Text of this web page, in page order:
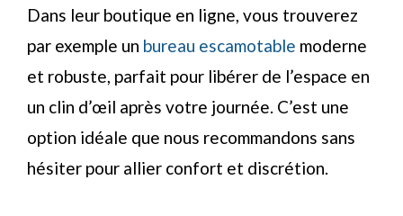
Dans leur boutique en ligne, vous trouverez
par exemple un bureau escamotable moderne
et robuste, parfait pour libérer de l’espace en
un clin d’œil après votre journée. C’est une
option idéale que nous recommandons sans
hésiter pour allier confort et discrétion.